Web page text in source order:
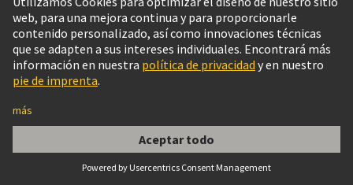
de HARTING sean
especialmente fiables en
entornos robóticos
dinámicos?
contacto con HARTING?